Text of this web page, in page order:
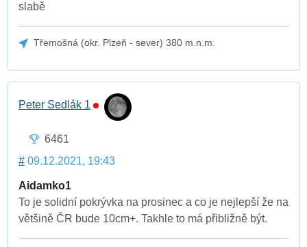
slabě
Třemošná (okr. Plzeň - sever) 380 m.n.m.
Peter Sedlák 1
6461
# 09.12.2021, 19:43
Aidamko1
To je solidní pokrývka na prosinec a co je nejlepší že na
většině ČR bude 10cm+. Takhle to má přibližně být.